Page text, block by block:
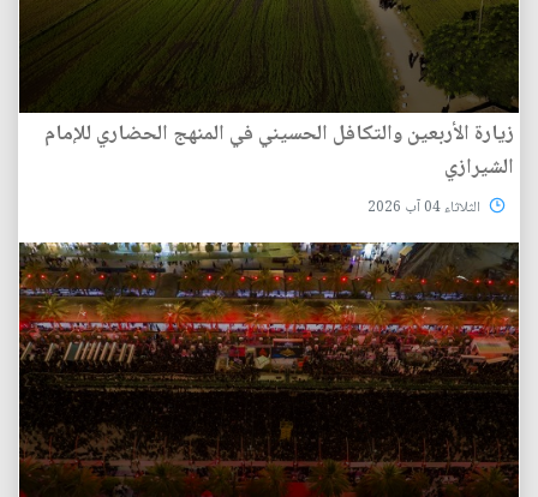
زيارة الأربعين والتكافل الحسيني في المنهج الحضاري للإمام
الشيرازي
الثلاثاء 04 آب 2026